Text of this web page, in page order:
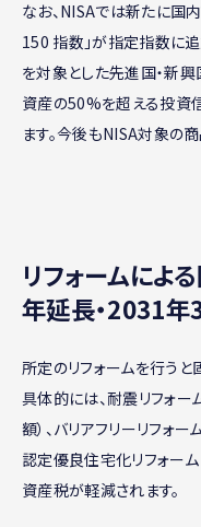
なお、NISAでは新たに国
150 指数」が指定指数に
を対象とした先進国・新
資産の50%を超える投資
ます。今後もNISA対象の商
リフォームによ
年延長・2031年
所定のリフォームを行う
具体的には、耐震リフォ
額）、バリアフリーリフォー
認定優良住宅化リフォー
資産税が軽減されます。